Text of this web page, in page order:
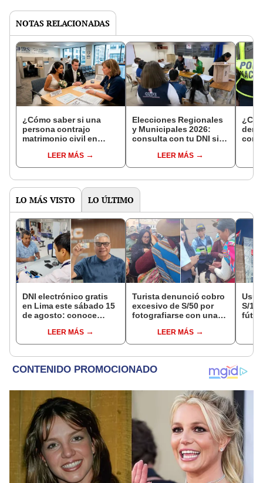
NOTAS RELACIONADAS
¿Cómo saber si una
persona contrajo
matrimonio civil en
LEER MÁS
Elecciones Regionales
y Municipales 2026:
consulta con tu DNI si
de mesa para este 4 de
octubre en el link oficial
LEER MÁS
con
LO MÁS VISTO LO ÚLTIMO
DNI electrónico gratis
en Lima este sábado 15
de agosto: conoce
acceder y qué
requisitos deben
LEER MÁS
Turista denunció cobro
excesivo de S/50 por
fotografiarse con una
serenazgo recuperó el
dinero
LEER MÁS
S/